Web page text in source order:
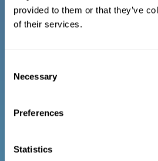
provided to them or that they’ve
of their services.
Selection
Necessary
Preferences
Statistics
Consta de una serie de ítems de fácil
evaluación cognitiva para el
preguntas pertenecientes a cada
las rutinas y actividades de las